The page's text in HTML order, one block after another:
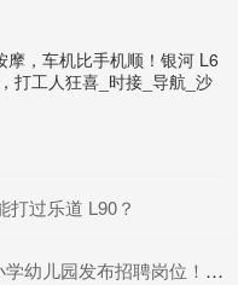
摩，车机比手机顺！银河 L6
打工人狂喜_时接_导航_沙
打过乐道 L90？
聘岗位！快来投递～_北京市_资格